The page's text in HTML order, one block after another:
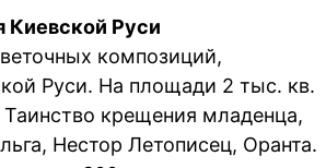
Киевской Руси
композиций,
Руси. На площади 2 тыс. кв.
крещения младенца,
Нестор Летописец, Оранта.